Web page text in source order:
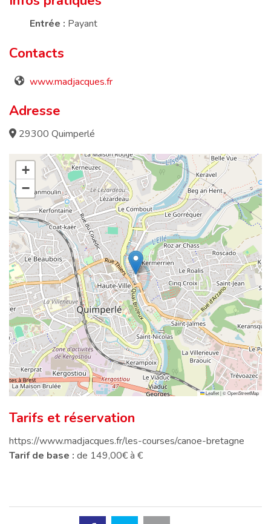
Entrée : Payant
Contacts
www.madjacques.fr
Adresse
29300 Quimperlé
+
−
Leaflet|©OpenStreetMap
Tarifs et réservation
https://www.madjacques.fr/les-courses/canoe-bretagne
Tarif de base : de 149,00€ à €